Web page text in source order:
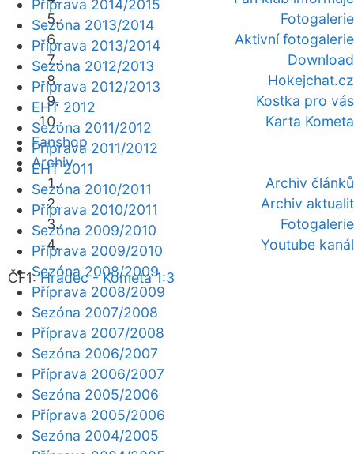
Fotogalerie
Aktivní fotogalerie
Download
Hokejchat.cz
Kostka pro vás
Karta Kometa
Fanshop
Archiv
Archiv článků
Archiv aktualit
Fotogalerie
Youtube kanál
ČF1:Hradec - Kometa 1:3
Příprava 2014/2015
Sezóna 2013/2014
Příprava 2013/2014
Sezóna 2012/2013
Příprava 2012/2013
EHT 2012
Sezóna 2011/2012
Příprava 2011/2012
EHT 2011
Sezóna 2010/2011
Příprava 2010/2011
Sezóna 2009/2010
Příprava 2009/2010
Sezóna 2008/2009
Příprava 2008/2009
Sezóna 2007/2008
Příprava 2007/2008
Sezóna 2006/2007
Příprava 2006/2007
Sezóna 2005/2006
Příprava 2005/2006
Sezóna 2004/2005